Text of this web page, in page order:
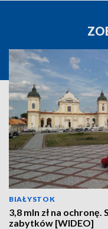
BIAŁYSTOK
3,8 mln zł na
zabytków [WIDEO]